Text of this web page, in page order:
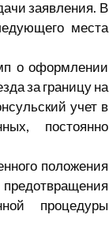
заявления. В
места
о оформлении
за границу на
учет в
постоянно
положения
процедуры